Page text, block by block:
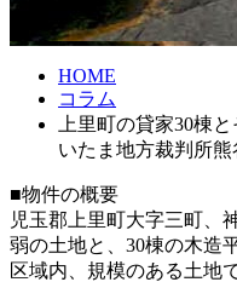
HOME
コラム
上里町の貸家30棟
いたま地方裁判所熊
■物件の概要
児玉郡上里町大字三町、
弱の土地と、30棟の木造
区域内、規模のある土地